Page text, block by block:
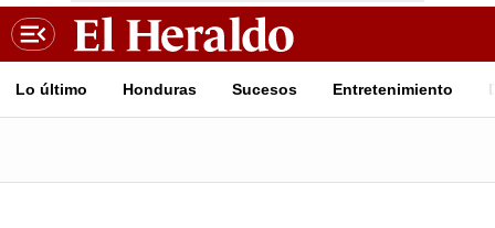
Lo último Honduras Sucesos Entretenimiento